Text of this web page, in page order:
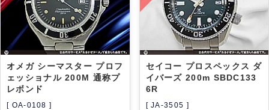
オメガ シーマスター プロフ
ェッショナル 200M 通称プ
レボンド
[ OA-0108 ]
セイコー プロスペックス ダ
イバーズ 200m SBDC133
6R
[ JA-3505 ]